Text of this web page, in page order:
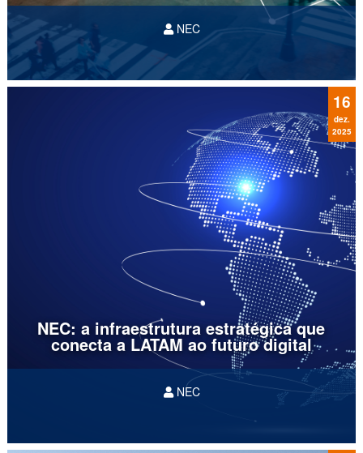
O desenvolvimento de redes cada vez mais
rápidas e interligadas tem apoiado a evolução
dos modelos de pagamento para empresas e
NEC
NEC: a infraestrutura estratégica que
conecta a LATAM ao futuro digital
16
dez.
2025
NEC